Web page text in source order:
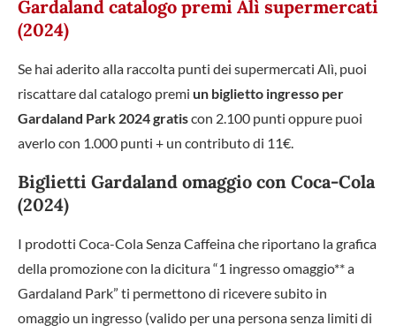
Gardaland catalogo premi Alì supermercati
(2024)
Se hai aderito alla raccolta punti dei supermercati Alì, puoi
riscattare dal catalogo premi un biglietto ingresso per
Gardaland Park 2024 gratiscon 2.100 punti oppure puoi
averlo con 1.000 punti + un contributo di 11€.
Biglietti Gardaland omaggio con Coca-Cola
(2024)
I prodotti Coca-Cola Senza Caffeina che riportano la grafica
della promozione con la dicitura “1 ingresso omaggio** a
Gardaland Park” ti permettono di ricevere subito in
omaggio un ingresso (valido per una persona senza limiti di